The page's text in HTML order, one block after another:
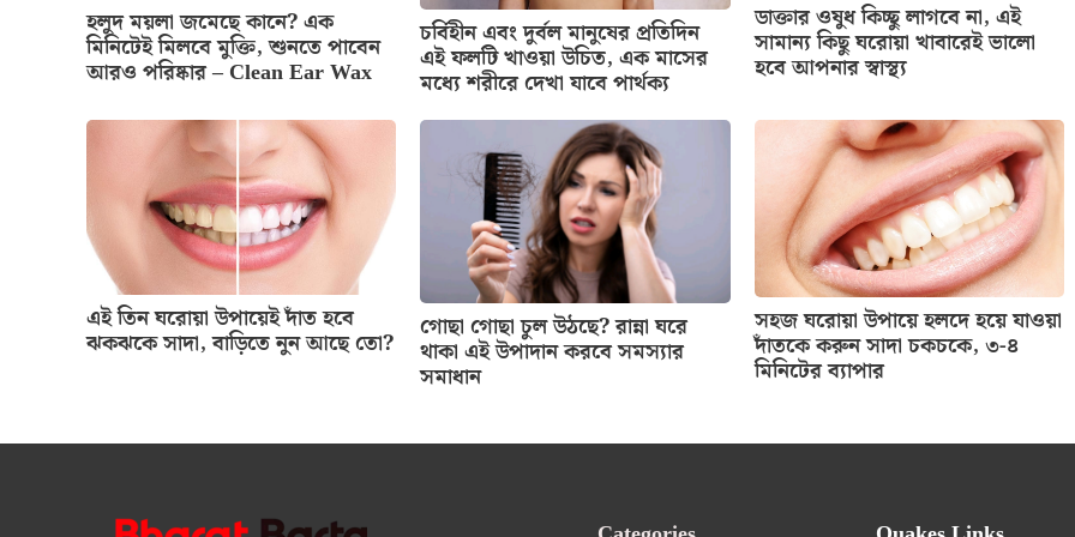
হলুদ ময়লা জমেছে কানে? এক
মিনিটেই মিলবে মুক্তি, শুনতে পাবেন
আরও পরিষ্কার – Clean Ear Wax
চর্বিহীন এবং দুর্বল মানুষের প্রতিদিন
এই ফলটি খাওয়া উচিত, এক মাসের
মধ্যে শরীরে দেখা যাবে পার্থক্য
ডাক্তার ওষুধ কিচ্ছু লাগবে না, এই
সামান্য কিছু ঘরোয়া খাবারেই ভালো
হবে আপনার স্বাস্থ্য
এই তিন ঘরোয়া উপায়েই দাঁত হবে
ঝকঝকে সাদা, বাড়িতে নুন আছে তো? গোছা গোছা চুল উঠছে? রান্না ঘরে
থাকা এই উপাদান করবে সমস্যার
সমাধান
সহজ ঘরোয়া উপায়ে হলদে হয়ে যাওয়া
দাঁতকে করুন সাদা চকচকে, ৩-৪
মিনিটের ব্যাপার